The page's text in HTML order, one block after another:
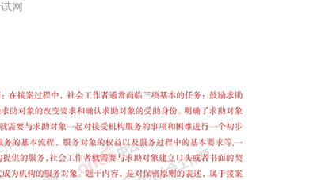
网